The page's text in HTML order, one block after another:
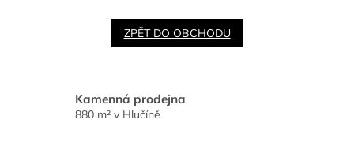
ZPĚT DO OBCHODU
Kamenná prodejna
880 m² v Hlučíně